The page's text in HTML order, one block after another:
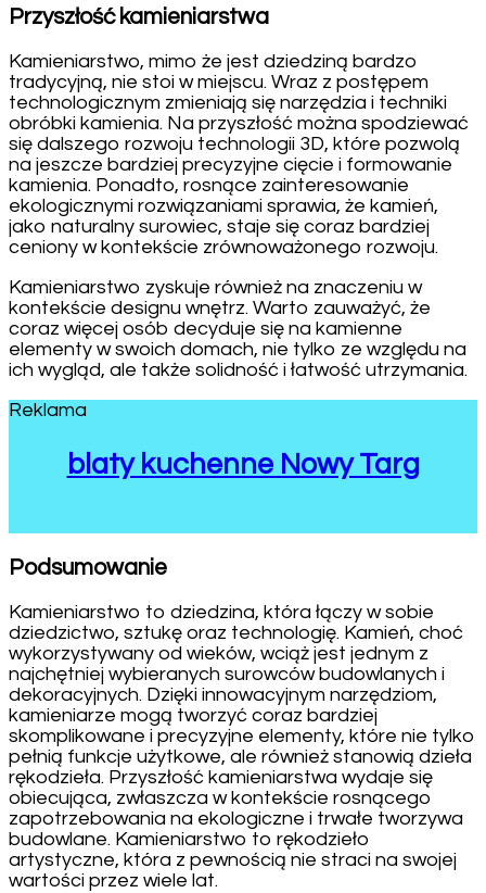
Przyszłość kamieniarstwa
Kamieniarstwo, mimo że jest dziedziną bardzo
tradycyjną, nie stoi w miejscu. Wraz z postępem
technologicznym zmieniają się narzędzia i techniki
obróbki kamienia. Na przyszłość można spodziewać
się dalszego rozwoju technologii 3D, które pozwolą
na jeszcze bardziej precyzyjne cięcie i formowanie
kamienia. Ponadto, rosnące zainteresowanie
ekologicznymi rozwiązaniami sprawia, że kamień,
jako naturalny surowiec, staje się coraz bardziej
ceniony w kontekście zrównoważonego rozwoju.
Kamieniarstwo zyskuje również na znaczeniu w
kontekście designu wnętrz. Warto zauważyć, że
coraz więcej osób decyduje się na kamienne
elementy w swoich domach, nie tylko ze względu na
ich wygląd, ale także solidność i łatwość utrzymania.
Reklama
blaty kuchenne Nowy Targ
Podsumowanie
Kamieniarstwo to dziedzina, która łączy w sobie
dziedzictwo, sztukę oraz technologię. Kamień, choć
wykorzystywany od wieków, wciąż jest jednym z
najchętniej wybieranych surowców budowlanych i
dekoracyjnych. Dzięki innowacyjnym narzędziom,
kamieniarze mogą tworzyć coraz bardziej
skomplikowane i precyzyjne elementy, które nie tylko
pełnią funkcje użytkowe, ale również stanowią dzieła
rękodzieła. Przyszłość kamieniarstwa wydaje się
obiecująca, zwłaszcza w kontekście rosnącego
zapotrzebowania na ekologiczne i trwałe tworzywa
budowlane. Kamieniarstwo to rękodzieło
artystyczne, która z pewnością nie straci na swojej
wartości przez wiele lat.